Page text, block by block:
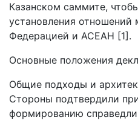
Казанском саммите,
установления
Федерацией и АСЕАН [1].
Основные положения
Общие подходы и
Стороны подтвердили
формированию